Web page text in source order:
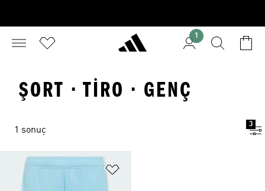
1
ŞORT · TIRO · GENÇ
1 sonuç
3